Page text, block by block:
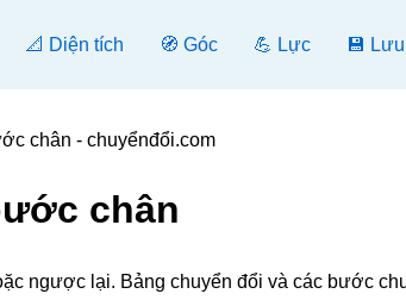
📐 Diện tích 🧭 Góc 💪 Lực 💾
chân - chuyểnđổi.com
chân
ngược lại. Bảng chuyển đổi và các bước